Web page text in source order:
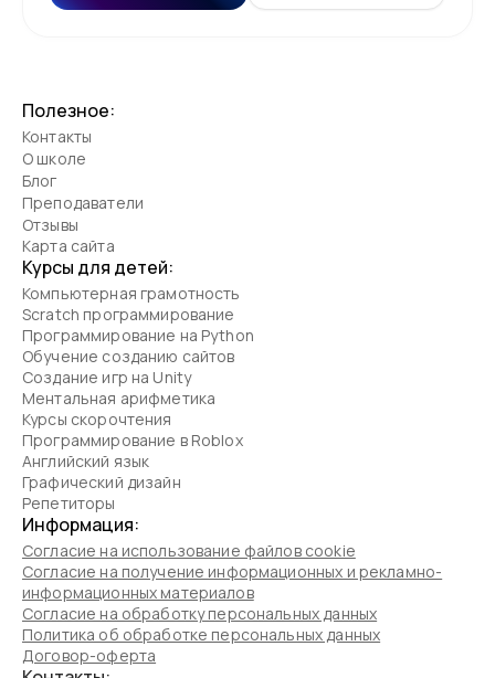
Полезное:
Контакты
О школе
Блог
Преподаватели
Отзывы
Карта сайта
Курсы для детей:
Компьютерная грамотность
Scratch программирование
Программирование на Python
Обучение созданию сайтов
Создание игр на Unity
Ментальная арифметика
Курсы скорочтения
Программирование в Roblox
Английский язык
Графический дизайн
Репетиторы
Информация:
Согласие на использование файлов cookie
Согласие на получение информационных и рекламно-
информационных материалов
Согласие на обработку персональных данных
Политика об обработке персональных данных
Договор-оферта